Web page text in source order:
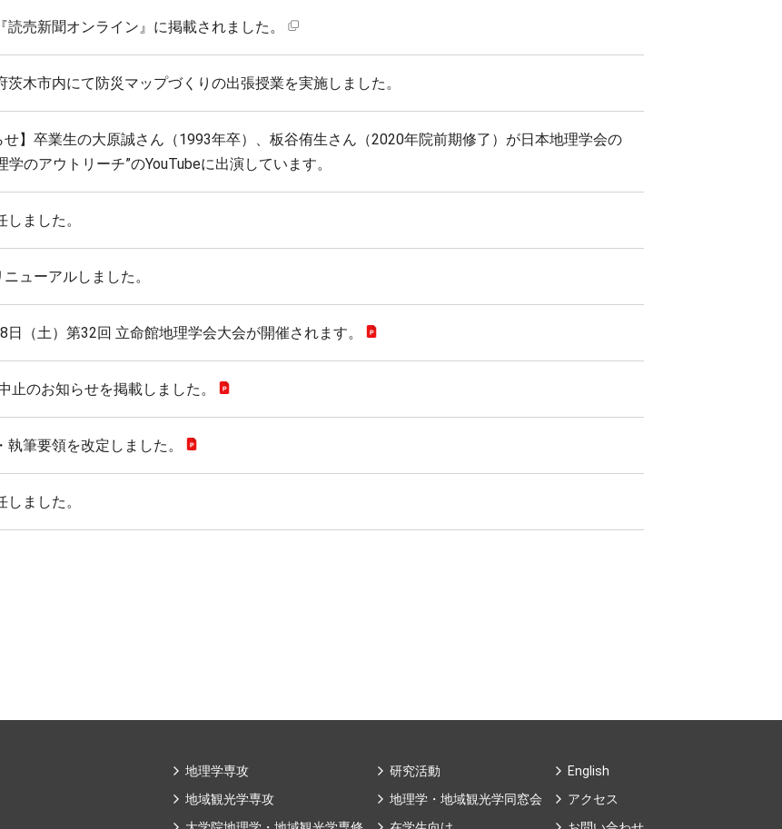
売新聞オンライン』に掲載されました。
木市内にて防災マップづくりの出張授業を実施しました。
せ】卒業生の大原誠さん（1993年卒）、板谷侑生さん（2020年院前期修了）が日本地理学会の
のアウトリーチ”のYouTubeに出演しています。
ました。
ューアルしました。
日（土）第32回 立命館地理学会大会が開催されます。
止のお知らせを掲載しました。
筆要領を改定しました。
ました。
地理学専攻
地域観光学専攻
研究活動
地理学・地域観光学同窓会
English
アクセス